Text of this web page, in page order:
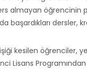
almayan
başardıkları dersler,
kesilen öğrenciler,
Lisans